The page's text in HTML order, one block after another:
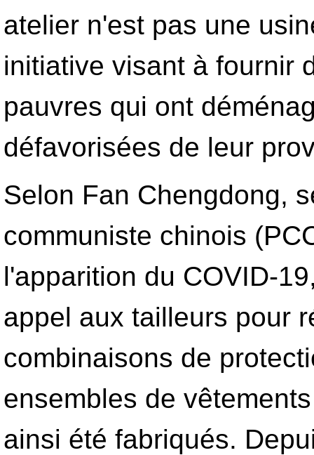
atelier n'est pas une
initiative visant à fournir
pauvres qui ont
défavorisées de leur
Selon Fan Chengdong,
communiste chinois
l'apparition du COVID-
appel aux tailleurs pour
combinaisons de
ensembles de
ainsi été fabriqués.